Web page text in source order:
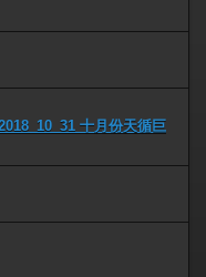
十月份天循巨